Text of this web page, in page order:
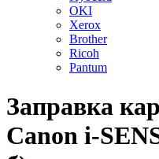
OKI
Xerox
Brother
Ricoh
Pantum
Заправка
Canon i-